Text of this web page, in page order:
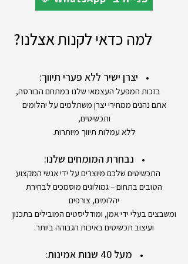
למה כדאי לקנות אצלנו?
יצרן ישיר ללא פערי תיווך:
בזכות המפעל העצמאי שלנו במתחם הבורסה,
אתם נהנים ממחירי יצרן משתלמים על יהלומים
ותכשיטים,
ללא עמלות תיווך מיותרות.
נבחרת המומחים שלנו:
התכשיטים שלכם מיוצרים על ידי אנשי המקצוע
הטובים בתחום – גמולוגים מוסמכים לבחירת
יהלומים, צורפים
ומשבצים בעלי ידי אמן, ומודליסטים המובילים בתכנון
ועיצוב תכשיטים באיכות הגבוהה ביותר.
מעל 40 שנות אמינות: